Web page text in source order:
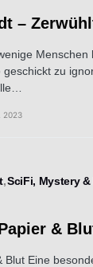
–
Menschen
zu
2023
SciFi, Mystery &
&
Blut Eine